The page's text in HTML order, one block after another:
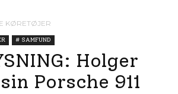
KØRETØJER
# SAMFUND
Holger
Porsche 911